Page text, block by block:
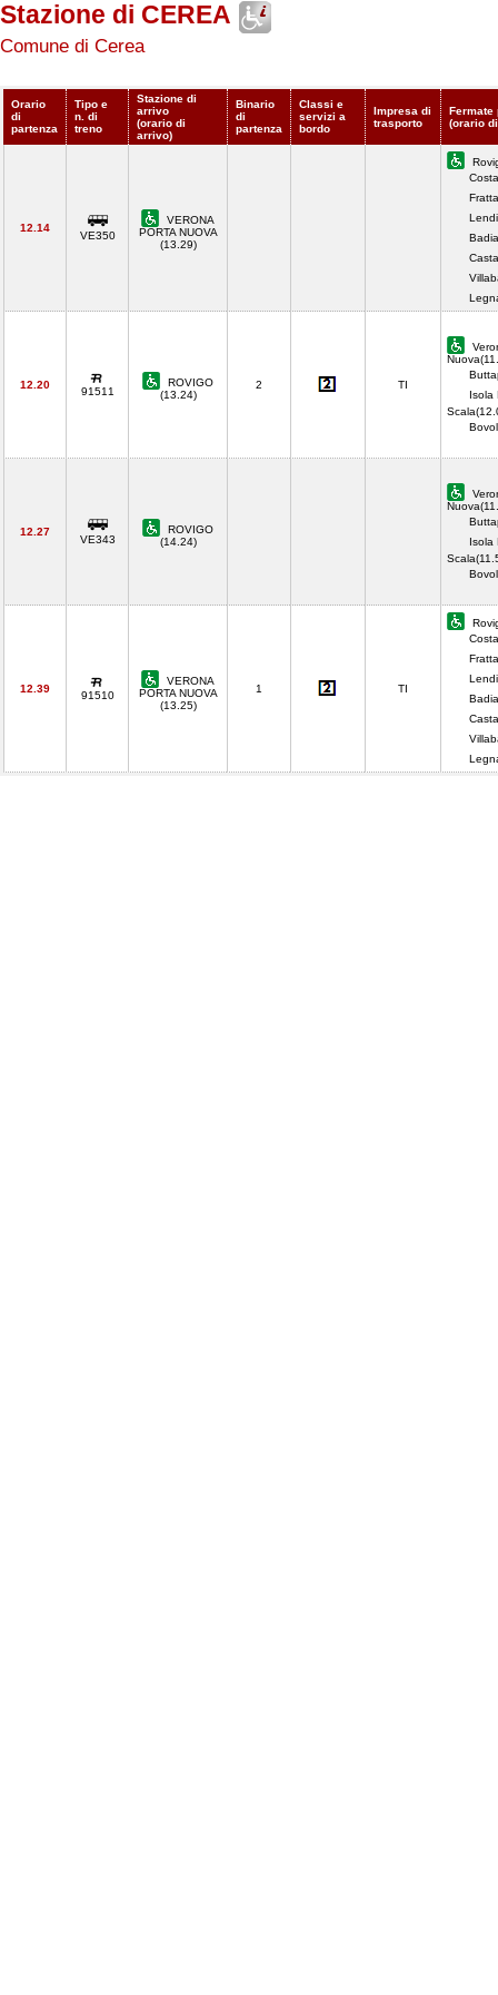
Stazione di CEREA
Comune di Cerea
Orario
di
partenza
Tipo e
n. di
treno
Stazione di
arrivo
(orario di
arrivo)
Binario
di
partenza
Classi e
servizi a
bordo
Impresa di
trasporto
Fermate
(orario
12.14
VE350
VERONA
PORTA NUOVA
(13.29)
12.20
91511
ROVIGO
(13.24)
2 TI
Isola
12.27
VE343
ROVIGO
(14.24)
Isola
12.39
91510
VERONA
PORTA NUOVA
(13.25)
1 TI